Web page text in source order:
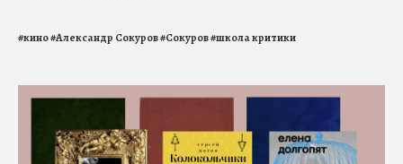
#кино#Александр Сокуров#Сокуров#школа критики